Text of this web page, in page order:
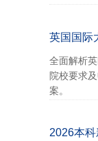
英国国际
全面解析
院校要求
案。
2026本